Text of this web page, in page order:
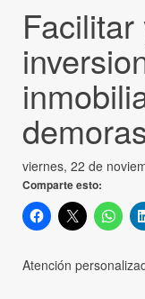
viernes, 22 de
Comparte esto:
Atención